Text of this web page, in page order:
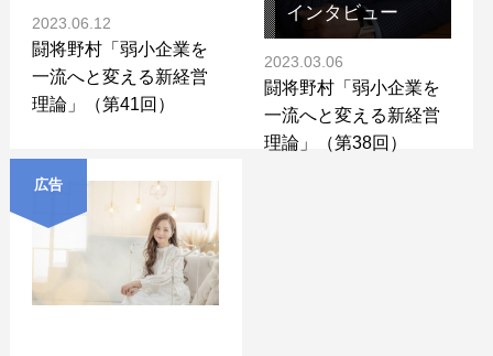
2023.06.12
闘将野村「弱小企業を
一流へと変える新経営
理論」（第41回）
インタビュー
2023.03.06
闘将野村「弱小企業を
一流へと変える新経営
理論」（第38回）
広告